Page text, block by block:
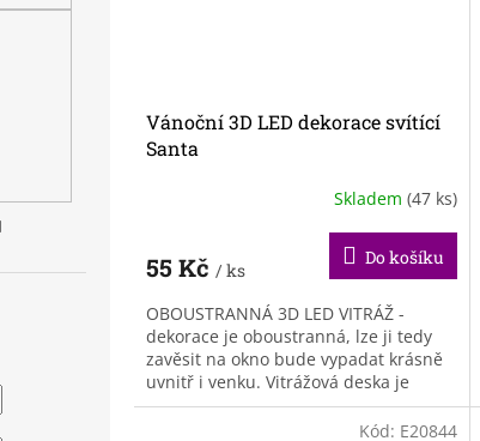
Vánoční 3D LED dekorace svítící
Santa
Skladem (47 ks)
55 Kč / ks
Do košíku
OBOUSTRANNÁ 3D LED VITRÁŽ -
dekorace je oboustranná, lze ji tedy
zavěsit na okno bude vypadat krásně
uvnitř i venku. Vitrážová deska je
vyrobena z odolného...
Kód: E20844